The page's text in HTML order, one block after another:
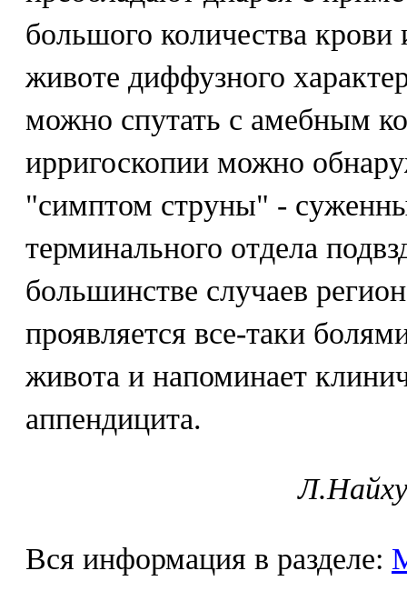
большого количества крови
животе диффузного
можно спутать с амебным
ирригоскопии можно
"симптом струны" -
терминального отдела
большинстве случаев
проявляется все-таки
живота и напоминает
аппендицита.
Вся информация в разделе: